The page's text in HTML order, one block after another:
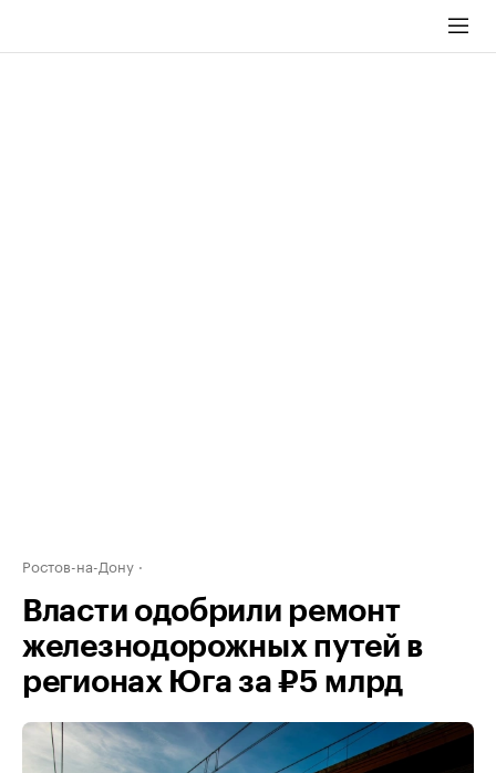
Ростов-на-Дону
Власти одобрили ремонт
железнодорожных путей в
регионах Юга за ₽5 млрд